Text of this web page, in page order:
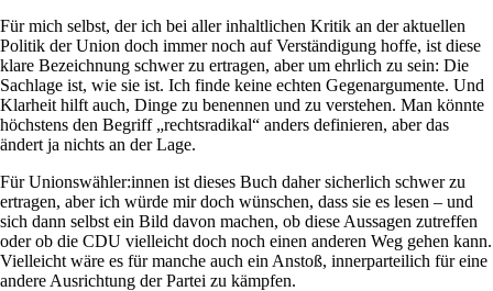
Für mich selbst, der ich bei aller inhaltlichen Kritik an der aktuellen
Politik der Union doch immer noch auf Verständigung hoffe, ist diese
klare Bezeichnung schwer zu ertragen, aber um ehrlich zu sein: Die
Sachlage ist, wie sie ist. Ich finde keine echten Gegenargumente. Und
Klarheit hilft auch, Dinge zu benennen und zu verstehen. Man könnte
höchstens den Begriff „rechtsradikal“ anders definieren, aber das
ändert ja nichts an der Lage.
Für Unionswähler:innen ist dieses Buch daher sicherlich schwer zu
ertragen, aber ich würde mir doch wünschen, dass sie es lesen – und
sich dann selbst ein Bild davon machen, ob diese Aussagen zutreffen
oder ob die CDU vielleicht doch noch einen anderen Weg gehen kann.
Vielleicht wäre es für manche auch ein Anstoß, innerparteilich für eine
andere Ausrichtung der Partei zu kämpfen.